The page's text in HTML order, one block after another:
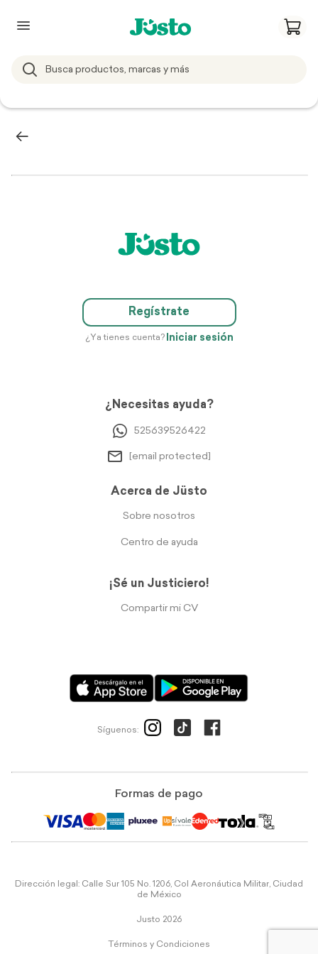
Regístrate
¿Ya tienes cuenta? Iniciar sesión
¿Necesitas ayuda?
525639526422
[email protected]
Acerca de Jüsto
Sobre nosotros
Centro de ayuda
¡Sé un Justiciero!
Compartir mi CV
Síguenos:
Formas de pago
Dirección legal: Calle Sur 105 No. 1206, Col Aeronáutica Militar, Ciudad
de México
Justo 2026
Términos y Condiciones